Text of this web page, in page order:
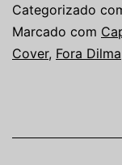
Categorizado
Marcado com
Cover, Fora Dilma